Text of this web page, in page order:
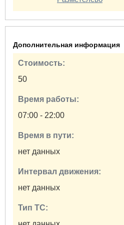
Дополнительная информация
Стоимость:
50
Время работы:
07:00 - 22:00
Время в пути:
нет данных
Интервал движения:
нет данных
Тип ТС: